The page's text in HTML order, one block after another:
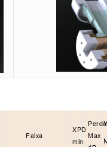
Faixa
XPD
min
Perda
Max